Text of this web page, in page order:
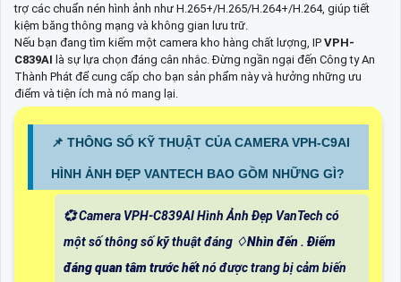
trợ các chuẩn nén hình ảnh như H.265+/H.265/H.264+/H.264, giúp tiết
kiệm băng thông mạng và không gian lưu trữ.
Nếu bạn đang tìm kiếm một camera kho hàng chất lượng, IP VPH-
C839AI là sự lựa chọn đáng cân nhắc. Đừng ngần ngại đến Công ty An
Thành Phát để cung cấp cho bạn sản phẩm này và hưởng những ưu
điểm và tiện ích mà nó mang lại.
📌 THÔNG SỐ KỸ THUẬT CỦA CAMERA VPH-C9AI
HÌNH ẢNH ĐẸP VANTECH BAO GỒM NHỮNG GÌ?
💞 Camera VPH-C839AI Hình Ảnh Đẹp VanTech có
một số thông số kỹ thuật đáng ♢Nhìn đến . Điểm
đáng quan tâm trước hếtnó được trang bị cảm biến